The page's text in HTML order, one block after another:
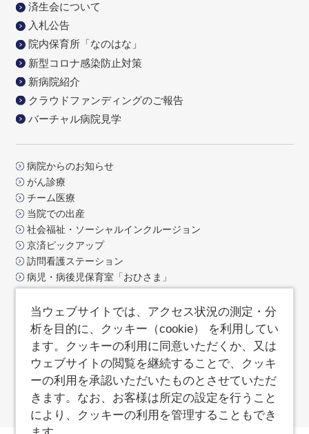
済生会について
入札公告
院内保育所「なのはな」
新型コロナ感染防止対策
新病院紹介
クラウドファンディングのご報告
バーチャル病院見学
病院からのお知らせ
がん診療
チーム医療
当院での出産
社会福祉・ソーシャルインクルージョン
京済ピックアップ
訪問看護ステーション
病児・病後児保育室「おひさま」
お問合せ
よくあるご質問
サイトポリシー
サイトマップ
済生会支部京都府済生会
職員専用ページ
当ウェブサイトでは、アクセス状況の測定・分
析を目的に、クッキー（cookie） を利用してい
ます。クッキーの利用に同意いただくか、又は
ウェブサイトの閲覧を継続することで、クッキ
ーの利用を承認いただいたものとさせていただ
きます。なお、お客様は所定の設定を行うこと
により、クッキーの利用を管理することもでき